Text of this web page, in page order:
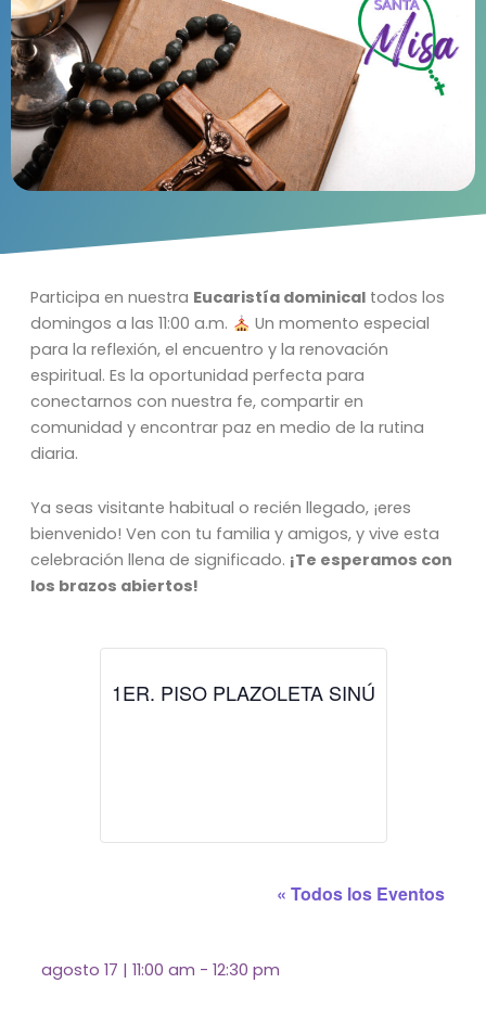
Participa en nuestra Eucaristía dominicaltodos los
domingos a las 11:00 a.m.
Un momento especial
para la reflexión, el encuentro y la renovación
espiritual. Es la oportunidad perfecta para
conectarnos con nuestra fe, compartir en
comunidad y encontrar paz en medio de la rutina
diaria.
Ya seas visitante habitual o recién llegado, ¡eres
bienvenido! Ven con tu familia y amigos, y vive esta
celebración llena de significado. ¡Te esperamos con
los brazos abiertos!
1ER. PISO PLAZOLETA SINÚ
« Todos los Eventos
agosto 17 | 11:00 am - 12:30 pm